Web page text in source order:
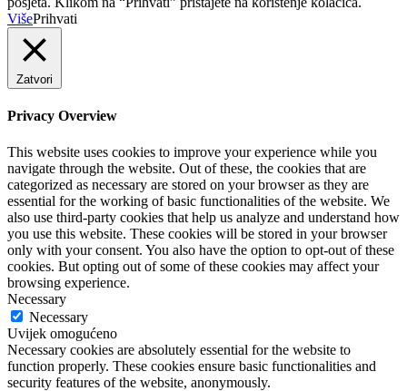
VišePrihvati
Zatvori
Privacy Overview
This website uses cookies to improve your experience while you
navigate through the website. Out of these, the cookies that are
categorized as necessary are stored on your browser as they are
essential for the working of basic functionalities of the website. We
also use third-party cookies that help us analyze and understand how
you use this website. These cookies will be stored in your browser
only with your consent. You also have the option to opt-out of these
cookies. But opting out of some of these cookies may affect your
browsing experience.
Necessary
Necessary
Uvijek omogućeno
Necessary cookies are absolutely essential for the website to
function properly. These cookies ensure basic functionalities and
security features of the website, anonymously.